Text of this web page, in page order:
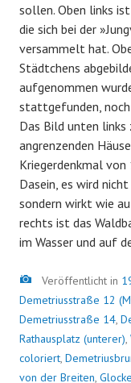
sollen. Oben links
die sich bei der
versammelt hat.
Städtchens
aufgenommen
stattgefunden, noch
Das Bild unten
angrenzenden
Kriegerdenkmal
Dasein, es wird
sondern wirkt wie
rechts ist das
im Wasser und auf
Bild
Veröffentlicht in
Demetriusstraße 12
Demetriusstraße 14,
Rathausplatz (unterer),
coloriert,
von der Breiten, Glocke